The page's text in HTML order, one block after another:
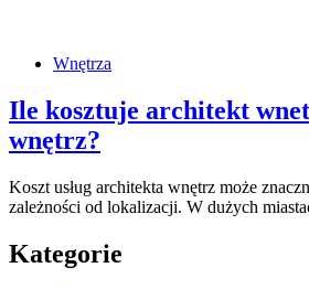
Wnętrza
Ile kosztuje architekt
wnętrz?
Koszt usług architekta wnętrz może
zależności od lokalizacji. W dużych
Kategorie